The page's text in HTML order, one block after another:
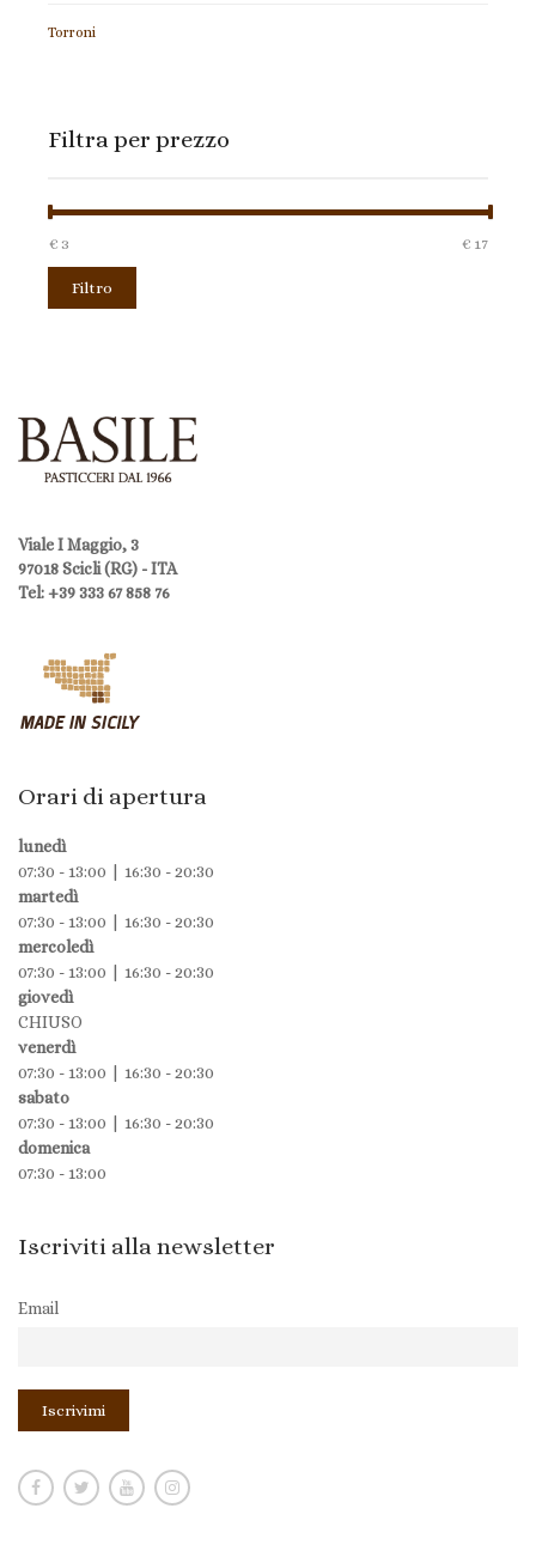
Torroni
Filtra per prezzo
Filtro
€ 3 € 17
Viale I Maggio, 3
97018 Scicli (RG) - ITA
Tel: +39 333 67 858 76
Orari di apertura
lunedì
07:30 - 13:00 | 16:30 - 20:30
martedì
07:30 - 13:00 | 16:30 - 20:30
mercoledì
07:30 - 13:00 | 16:30 - 20:30
giovedì
CHIUSO
venerdì
07:30 - 13:00 | 16:30 - 20:30
sabato
07:30 - 13:00 | 16:30 - 20:30
domenica
07:30 - 13:00
Iscriviti alla newsletter
Email